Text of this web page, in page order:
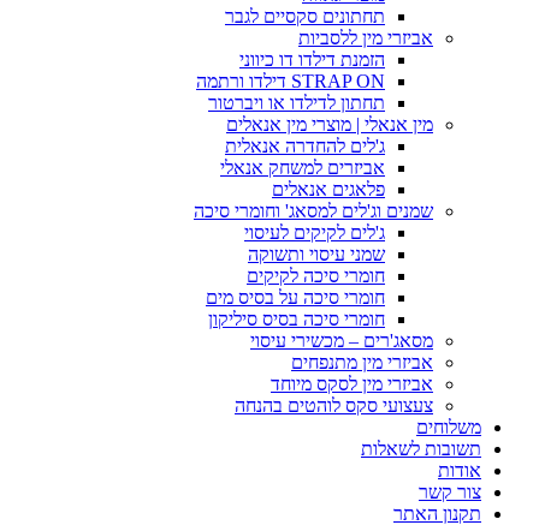
תחתונים סקסיים לגבר
אביזרי מין ללסביות
הזמנת דילדו דו כיווני
STRAP ON דילדו ורתמה
תחתון לדילדו או ויברטור
מין אנאלי | מוצרי מין אנאלים
ג'לים להחדרה אנאלית
אביזרים למשחק אנאלי
פלאגים אנאלים
שמנים וג'לים למסאג' וחומרי סיכה
ג'לים לקיקים לעיסוי
שמני עיסוי ותשוקה
חומרי סיכה לקיקים
חומרי סיכה על בסיס מים
חומרי סיכה בסיס סיליקון
מסאג'רים – מכשירי עיסוי
אביזרי מין מתנפחים
אביזרי מין לסקס מיוחד
צעצועי סקס לוהטים בהנחה
משלוחים
תשובות לשאלות
אודות
צור קשר
תקנון האתר